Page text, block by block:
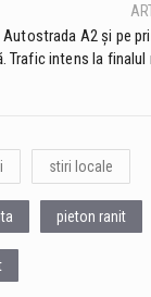
A2 și pe
Trafic intens la finalul
stiri locale
pieton ranit